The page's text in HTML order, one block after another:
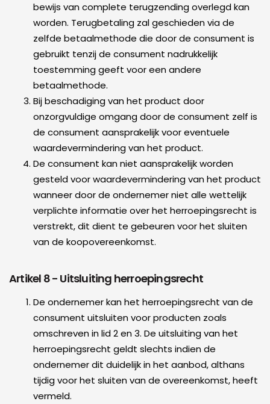
bewijs van complete terugzending overlegd kan
worden. Terugbetaling zal geschieden via de
zelfde betaalmethode die door de consument is
gebruikt tenzij de consument nadrukkelijk
toestemming geeft voor een andere
betaalmethode.
Bij beschadiging van het product door
onzorgvuldige omgang door de consument zelf is
de consument aansprakelijk voor eventuele
waardevermindering van het product.
De consument kan niet aansprakelijk worden
gesteld voor waardevermindering van het product
wanneer door de ondernemer niet alle wettelijk
verplichte informatie over het herroepingsrecht is
verstrekt, dit dient te gebeuren voor het sluiten
van de koopovereenkomst.
Artikel 8 - Uitsluiting herroepingsrecht
De ondernemer kan het herroepingsrecht van de
consument uitsluiten voor producten zoals
omschreven in lid 2 en 3. De uitsluiting van het
herroepingsrecht geldt slechts indien de
ondernemer dit duidelijk in het aanbod, althans
tijdig voor het sluiten van de overeenkomst, heeft
vermeld.